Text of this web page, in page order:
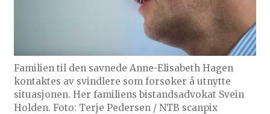
Familien til den savnede Anne-Elisabeth Hagen
kontaktes av svindlere som forsøker å utnytte
situasjonen. Her familiens bistandsadvokat Svein
Holden. Foto: Terje Pedersen / NTB scanpix